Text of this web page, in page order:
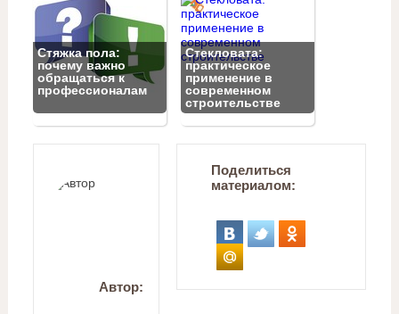
Стяжка пола:
почему важно
обращаться к
профессионалам
Стекловата:
практическое
применение в
современном
строительстве
Автор:
Поделиться
материалом: